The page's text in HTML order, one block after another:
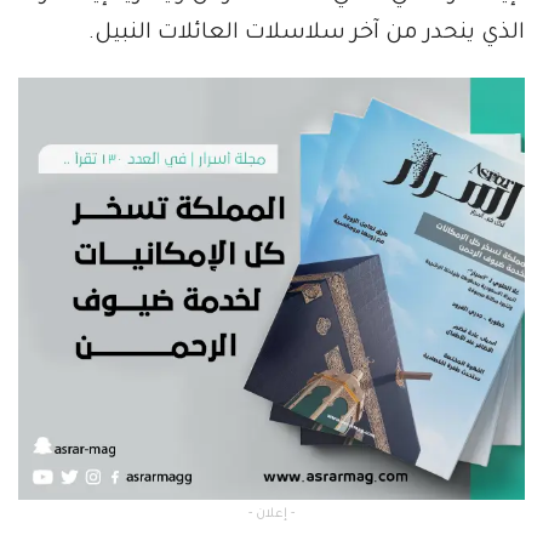
الذي ينحدر من آخر سلاسلات العائلات النبيل.
- إعلان -